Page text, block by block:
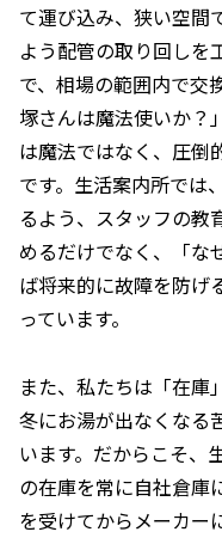
て運び込み、狭い空間
よう配管の取り回しを
で、相場の範囲内で交
塚さんは魔法使いか？
は魔法ではなく、圧倒
です。生活案内所では
るよう、スタッフの教
めるだけでなく、「な
ば将来的に故障を防げ
っています。
また、私たちは「在庫
冬にお湯が出なくなる
います。だからこそ、
の在庫を常に自社倉庫
を受けてからメーカー